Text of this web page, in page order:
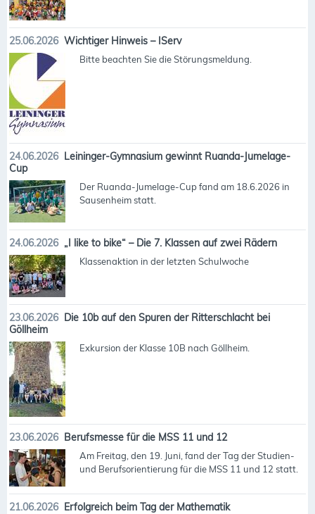
25.06.2026 Wichtiger Hinweis – IServ
Bitte beachten Sie die Störungsmeldung.
24.06.2026 Leininger-Gymnasium gewinnt Ruanda-Jumelage-
Cup
Der Ruanda-Jumelage-Cup fand am 18.6.2026 in
Sausenheim statt.
24.06.2026 „I like to bike“ – Die 7. Klassen auf zwei Rädern
Klassenaktion in der letzten Schulwoche
23.06.2026 Die 10b auf den Spuren der Ritterschlacht bei
Göllheim
Exkursion der Klasse 10B nach Göllheim.
23.06.2026 Berufsmesse für die MSS 11 und 12
Am Freitag, den 19. Juni, fand der Tag der Studien-
und Berufsorientierung für die MSS 11 und 12 statt.
21.06.2026 Erfolgreich beim Tag der Mathematik